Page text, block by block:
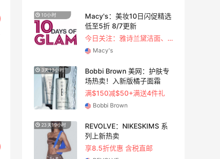
关注兰蔻、雅诗兰黛等 每日更新
10小时
Macy's：美妆10日闪促精选
低至5折 8/7更新
今日关注：雅诗兰黛洁面、兰蔻遮瑕等
Macy's
3天13小时
Bobbi Brown 美网：护肤专
场热卖！入新版橘子面霜
满$150减$50+满送4件礼
Bobbi Brown
23天19小时
REVOLVE：NIKESKIMS 系
列上新热卖
享8.5折优惠 含税直邮